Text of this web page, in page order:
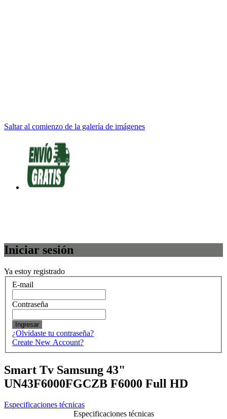
Saltar al comienzo de la galería de imágenes
Iniciar sesión
Ya estoy registrado
E-mail
Contraseña
Ingresar
¿Olvidaste tu contraseña?
Create New Account?
Smart Tv Samsung 43"
UN43F6000FGCZB F6000 Full HD
Especificaciones técnicas
Especificaciones técnicas